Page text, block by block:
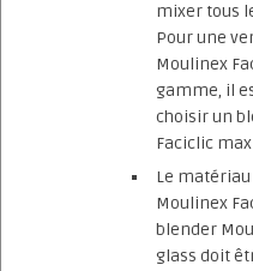
mixer tous
Pour une
Moulinex
gamme, il
choisir un
Faciclic
Le
Moulinex
blender
glass doit